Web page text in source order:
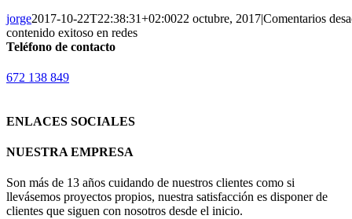
jorge2017-10-22T22:38:31+02:0022 octubre, 2017|Comentarios
contenido exitoso en redes
Teléfono de contacto
672 138 849
ENLACES SOCIALES
NUESTRA EMPRESA
Son más de 13 años cuidando de nuestros clientes como si
llevásemos proyectos propios, nuestra satisfacción es disponer de
clientes que siguen con nosotros desde el inicio.